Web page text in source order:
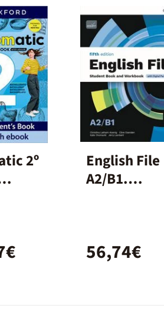
2º
English File
A2/B1.
Digital
56,74€